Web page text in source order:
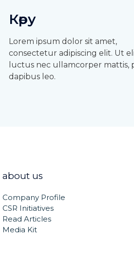
Көру
Lorem ipsum dolor sit amet,
consectetur adipiscing elit. Ut
luctus nec ullamcorper mattis,
dapibus leo.
about us
Company Profile
CSR Initiatives
Read Articles
Media Kit